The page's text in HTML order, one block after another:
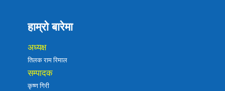
हाम्रो बारेमा
अध्यक्ष
तिलक राम रिमाल
सम्पादक
कृष्ण गिरी